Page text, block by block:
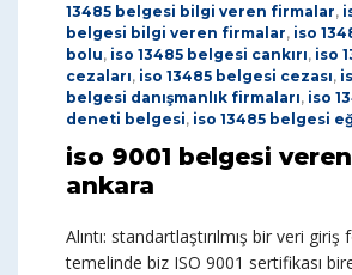
13485 belgesi bilgi veren firmalar,
belgesi bilgi veren firmalar, iso
bolu, iso 13485 belgesi cankırı, iso
cezaları, iso 13485 belgesi cezası,
belgesi danışmanlık firmaları, iso
deneti belgesi, iso 13485 belgesi
iso 9001 belgesi
ankara
Alıntı: standartlaştırılmış bir veri giriş
temelinde biz ISO 9001 sertifikası